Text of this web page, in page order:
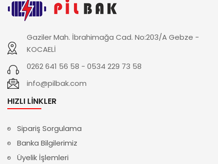
Gaziler Mah. İbrahimağa Cad. No:203/A Gebze -
KOCAELİ
0262 641 56 58 - 0534 229 73 58
info@pilbak.com
HIZLI LINKLER
Sipariş Sorgulama
Banka Bilgilerimiz
Üyelik İşlemleri